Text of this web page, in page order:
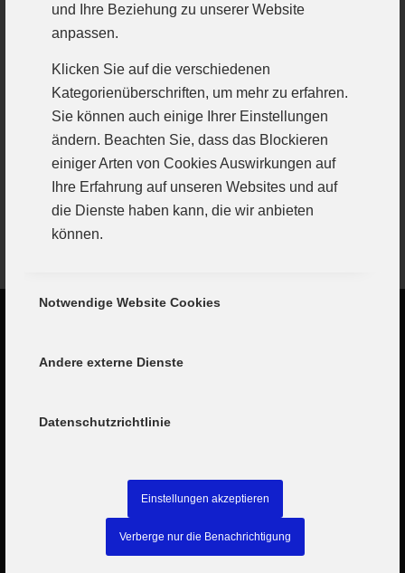
und Ihre Beziehung zu unserer Website
anpassen.
Klicken Sie auf die verschiedenen
Kategorienüberschriften, um mehr zu erfahren.
Sie können auch einige Ihrer Einstellungen
ändern. Beachten Sie, dass das Blockieren
einiger Arten von Cookies Auswirkungen auf
Ihre Erfahrung auf unseren Websites und auf
die Dienste haben kann, die wir anbieten
können.
Notwendige Website Cookies
Andere externe Dienste
Datenschutzrichtlinie
Einstellungen akzeptieren
Verberge nur die Benachrichtigung
Ende entgegen und fand im 25:29 den
Endstand. In der Endabrechnung steht damit
ein enttäuschender 5. Platz, darüber kann auch
die gute Rückrunde (mit 2 Niederlagen) nicht
hinwegtäuschen. Nun liegt es an den sportlich
Verantwortlichen, eine leistungsfähige
Mannschaft für kommendes Jahr zu stellen.